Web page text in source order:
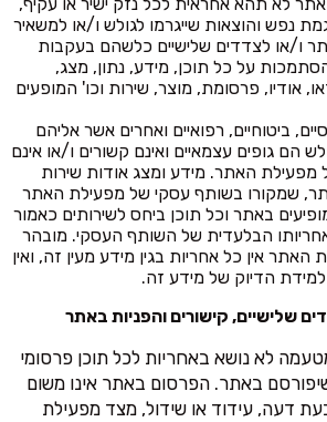
נפש והוצאות שייגרמו לגולש ו/או למשאיר
ו/או לצדדים שלישיים כלשהם בעקבות
על כל תוכן, מידע, נתון, מצג,
אודיו, פרסומת, מוצר, שירות וכו' המופעים
ביטוחיים, רפואיים ואחרים אשר אליהם
הם גופים עצמאיים ואינם קשורים ו/או אינם
מפעילת האתר. מידע ומצג אודות שירות
שמקורו בשותף עסקי של מפעילת האתר
באתר וכל תוכן ביחס לשירותים כאמור
הבלעדית של השותף העסקי. מובהר
האתר אין כל אחריות בגין מידע מעין זה, ואין
הדיוק של מידע זה.
שלישיים, קישורים והפניות באתר
לא נושא באחריות לכל תוכן פרסומי
באתר. הפרסום באתר אינו משום
דעה, עידוד או שידול, מצד מפעילת